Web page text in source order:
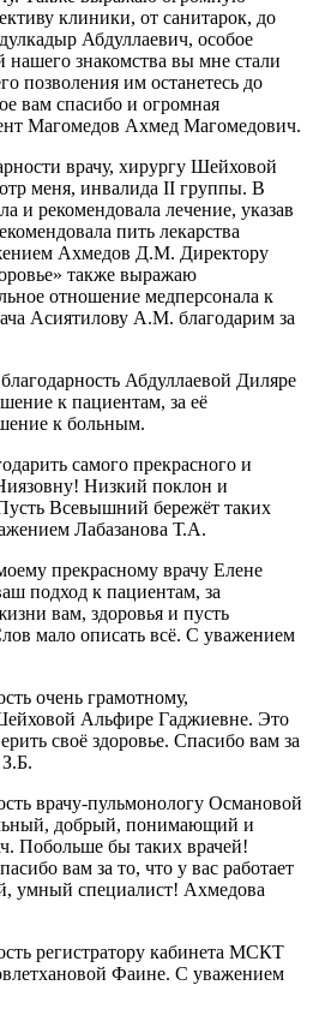
клиники, от санитарок, до
Абдуллаевич, особое
знакомства вы мне стали
позволения им останетесь до
вам спасибо и огромная
Магомедов Ахмед Магомедович.
врачу, хирургу Шейховой
меня, инвалида II группы. В
и рекомендовала лечение, указав
пить лекарства
Ахмедов Д.М. Директору
также выражаю
отношение медперсонала к
Асиятилову А.М. благодарим за
Абдуллаевой Диляре
к пациентам, за её
к больным.
самого прекрасного и
Низкий поклон и
Всевышний бережёт таких
Лабазанова Т.А.
прекрасному врачу Елене
подход к пациентам, за
вам, здоровья и пусть
мало описать всё. С уважением
очень грамотному,
Альфире Гаджиевне. Это
своё здоровье. Спасибо вам за
врачу-пульмонологу Османовой
добрый, понимающий и
Побольше бы таких врачей!
вам за то, что у вас работает
умный специалист! Ахмедова
регистратору кабинета МСКТ
Фаине. С уважением